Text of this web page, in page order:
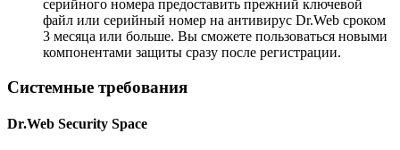
серийного номера предоставить прежний ключевой
файл или серийный номер на антивирус Dr.Web сроком
3 месяца или больше. Вы сможете пользоваться новыми
компонентами защиты сразу после регистрации.
Системные требования
Dr.Web Security Space